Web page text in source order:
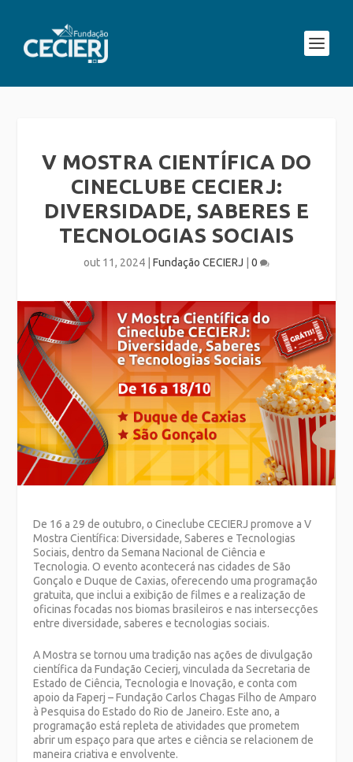
V MOSTRA CIENTÍFICA DO
CINECLUBE CECIERJ:
DIVERSIDADE, SABERES E
TECNOLOGIAS SOCIAIS
out 11, 2024 Fundação CECIERJ 0
De 16 a 29 de outubro, o Cineclube CECIERJ promove a V
Mostra Científica: Diversidade, Saberes e Tecnologias
Sociais, dentro da Semana Nacional de Ciência e
Tecnologia. O evento acontecerá nas cidades de São
Gonçalo e Duque de Caxias, oferecendo uma programação
gratuita, que inclui a exibição de filmes e a realização de
oficinas focadas nos biomas brasileiros e nas intersecções
entre diversidade, saberes e tecnologias sociais.
A Mostra se tornou uma tradição nas ações de divulgação
científica da Fundação Cecierj, vinculada da Secretaria de
Estado de Ciência, Tecnologia e Inovação, e conta com
apoio da Faperj – Fundação Carlos Chagas Filho de Amparo
à Pesquisa do Estado do Rio de Janeiro. Este ano, a
programação está repleta de atividades que prometem
abrir um espaço para que artes e ciência se relacionem de
maneira criativa e envolvente.